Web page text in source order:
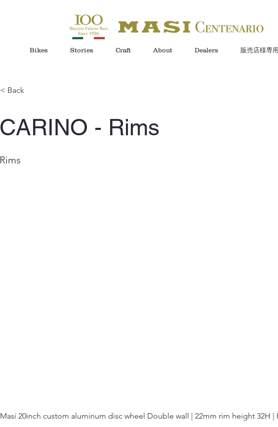
Bikes Stories Craft About Dealers 販売店様専
< Back
CARINO - Rims
Rims
Masi 20inch custom aluminum disc wheel Double wall | 22mm rim height 32H |